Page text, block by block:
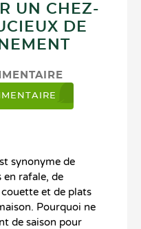
UN CHEZ-
DE
synonyme de
en rafale, de
et de plats
Pourquoi ne
de saison pour